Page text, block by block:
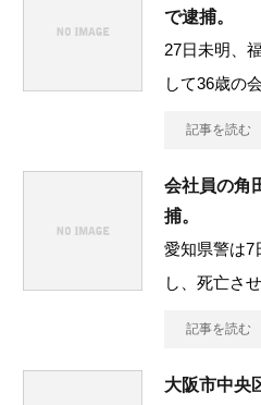
で逮捕。
27日未明、
して36歳の
記事を読む
会社員の角
捕。
愛知県警は7
し、死亡さ
記事を読む
大阪市中央